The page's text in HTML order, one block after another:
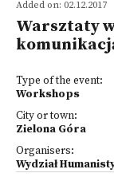
Added on: 02.12.2017
Warsztaty
Type of the event:
Workshops
City or town:
Zielona Góra
Organisers:
Wydział